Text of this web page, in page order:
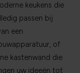
keukens die
passen bij
een
of
kastenwand die
uw ideeën tot